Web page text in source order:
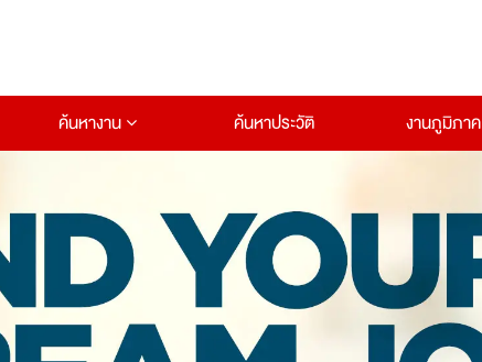
ค้นหางาน ค้นหาประวัติ งานภูมิภาค